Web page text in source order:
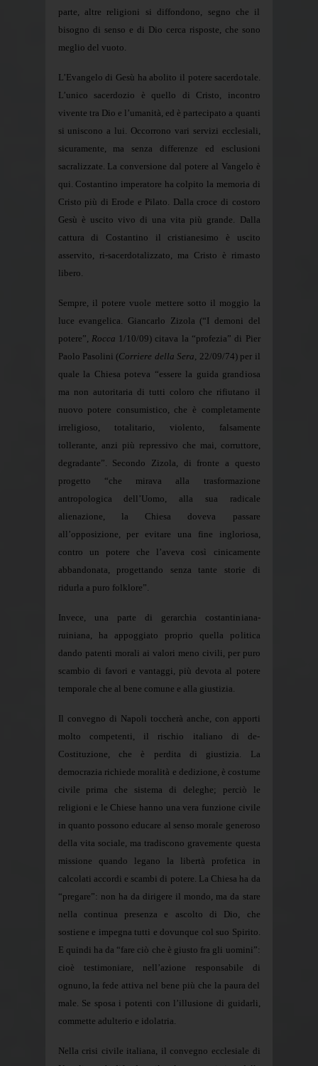
parte, altre religioni si diffondono, segno che il
bisogno di senso e di Dio cerca risposte, che sono
meglio del vuoto.
L’Evangelo di Gesù ha abolito il potere sacerdotale.
L’unico sacerdozio è quello di Cristo, incontro
vivente tra Dio e l’umanità, ed è partecipato a quanti
si uniscono a lui. Occorrono vari servizi ecclesiali,
sicuramente, ma senza differenze ed esclusioni
sacralizzate. La conversione dal potere al Vangelo è
qui. Costantino imperatore ha colpito la memoria di
Cristo più di Erode e Pilato. Dalla croce di costoro
Gesù è uscito vivo di una vita più grande. Dalla
cattura di Costantino il cristianesimo è uscito
asservito, ri-sacerdotalizzato, ma Cristo è rimasto
libero.
Sempre, il potere vuole mettere sotto il moggio la
luce evangelica. Giancarlo Zizola (“I demoni del
potere”, Rocca 1/10/09) citava la “profezia” di Pier
Paolo Pasolini (Corriere della Sera , 22/09/74) per il
quale la Chiesa poteva “essere la guida grandiosa
ma non autoritaria di tutti coloro che rifiutano il
nuovo potere consumistico, che è completamente
irreligioso, totalitario, violento, falsamente
tollerante, anzi più repressivo che mai, corruttore,
degradante”. Secondo Zizola, di fronte a questo
progetto “che mirava alla trasformazione
antropologica dell’Uomo, alla sua radicale
alienazione, la Chiesa doveva passare
all’opposizione, per evitare una fine ingloriosa,
contro un potere che l’aveva così cinicamente
abbandonata, progettando senza tante storie di
ridurla a puro folklore”.
Invece, una parte di gerarchia costantiniana-
ruiniana, ha appoggiato proprio quella politica
dando patenti morali ai valori meno civili, per puro
scambio di favori e vantaggi, più devota al potere
temporale che al bene comune e alla giustizia.
Il convegno di Napoli toccherà anche, con apporti
molto competenti, il rischio italiano di de-
Costituzione, che è perdita di giustizia. La
democrazia richiede moralità e dedizione, è costume
civile prima che sistema di deleghe; perciò le
religioni e le Chiese hanno una vera funzione civile
in quanto possono educare al senso morale generoso
della vita sociale, ma tradiscono gravemente questa
missione quando legano la libertà profetica in
calcolati accordi e scambi di potere. La Chiesa ha da
“pregare”: non ha da dirigere il mondo, ma da stare
nella continua presenza e ascolto di Dio, che
sostiene e impegna tutti e dovunque col suo Spirito.
E quindi ha da “fare ciò che è giusto fra gli uomini”:
cioè testimoniare, nell’azione responsabile di
ognuno, la fede attiva nel bene più che la paura del
male. Se sposa i potenti con l’illusione di guidarli,
commette adulterio e idolatria.
Nella crisi civile italiana, il convegno ecclesiale di